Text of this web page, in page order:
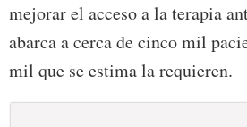
mejorar el acceso a la terapia
abarca a cerca de cinco mil
mil que se estima la requieren.